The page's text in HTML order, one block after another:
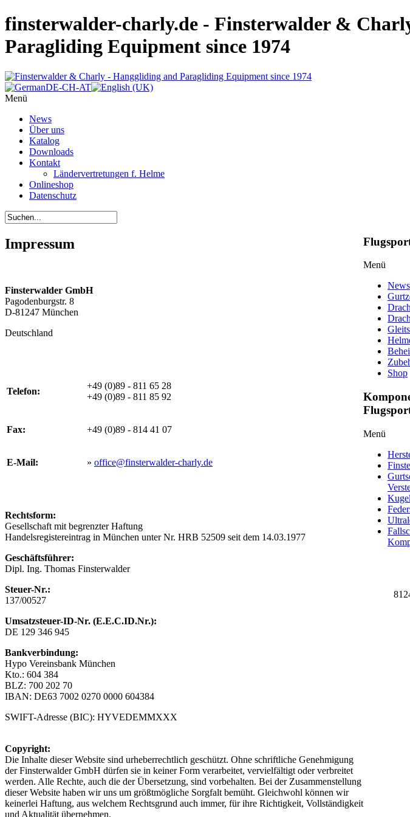
finsterwalder-charly.de - Finsterwalder &
Paragliding Equipment since 1974
Menü
News
Über uns
Katalog
Downloads
Kontakt
Ländervertretungen f. Helme
Onlineshop
Datenschutz
Impressum
Finsterwalder GmbH
Pagodenburgstr. 8
D-81247 München
Deutschland
Telefon:
+49 (0)89 - 811 65 28
+49 (0)89 - 811 85 92
Fax: +49 (0)89 - 814 41 07
E-Mail: » office@finsterwalder-charly.de
Rechtsform:
Gesellschaft mit begrenzter Haftung
Handelsregistereintrag in München unter Nr. HRB 52509 seit dem 14.03.1977
Geschäftsführer:
Dipl. Ing. Thomas Finsterwalder
Steuer-Nr.:
137/00527
Umsatzsteuer-ID-Nr. (E.E.C.ID.Nr.):
DE 129 346 945
Bankverbindung:
Hypo Vereinsbank München
Kto.: 604 384
BLZ: 700 202 70
IBAN: DE63 7002 0270 0000 604384
SWIFT-Adresse (BIC): HYVEDEMMXXX
Copyright:
Die Inhalte dieser Website sind urheberrechtlich geschützt. Ohne schriftliche Genehmigung
der Finsterwalder GmbH dürfen sie in keiner Form verarbeitet, vervielfältigt oder verbreitet
werden. Alle Rechte, auch die der Übersetzung, sind vorbehalten. Bei der Zusammenstellung
dieser Website haben wir uns um größtmögliche Sorgfalt bemüht. Gleichwohl können wir
keinerlei Haftung, aus welchem Rechtsgrund auch immer, für ihre Richtigkeit, Vollständigkeit
und Aktualität übernehmen.
Menü
News
Shop
Menü